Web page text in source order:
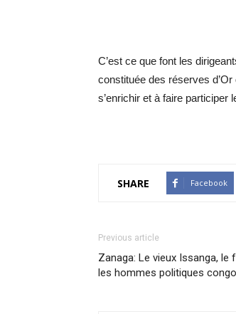
C’est ce que font les
constituée des réserves
s’enrichir et à faire participer
SHARE Facebook
Previous article
Zanaga: Le vieux Issanga, le
les hommes politiques